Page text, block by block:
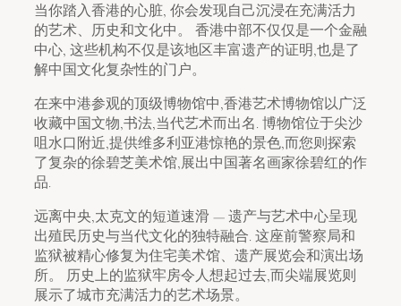
当你踏入香港的心脏, 你会发现自己沉浸在充满活力
的艺术、历史和文化中。 香港中部不仅仅是一个金融
中心, 这些机构不仅是该地区丰富遗产的证明,也是了
解中国文化复杂性的门户。
在来中港参观的顶级博物馆中,香港艺术博物馆以广泛
收藏中国文物,书法,当代艺术而出名. 博物馆位于尖沙
咀水口附近,提供维多利亚港惊艳的景色,而您则探索
了复杂的徐碧芝美术馆,展出中国著名画家徐碧红的作
品.
远离中央,太克文的短道速滑 — 遗产与艺术中心呈现
出殖民历史与当代文化的独特融合. 这座前警察局和
监狱被精心修复为住宅美术馆、遗产展览会和演出场
所。 历史上的监狱牢房令人想起过去,而尖端展览则
展示了城市充满活力的艺术场景。